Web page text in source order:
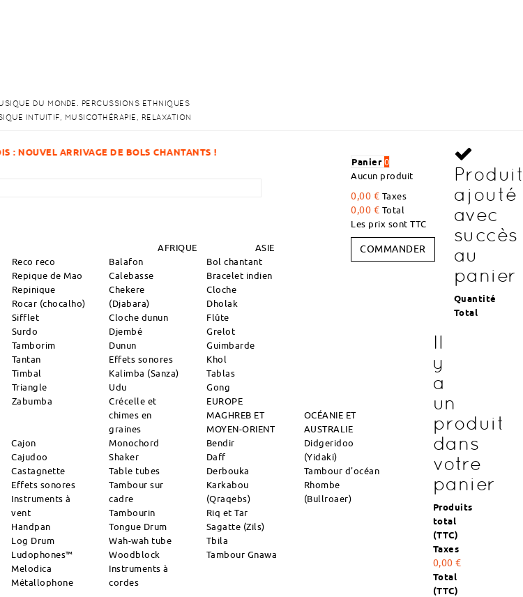
DU MONDE. PERCUSSIONS ETHNIQUES
INTUITIF, MUSICOTHÉRAPIE, RELAXATION
! DÉCOUVREZ DES ARTICLES À DES PRIX
AFRIQUE
ASIE
Reco reco
Repique de Mao
Repinique
Rocar (chocalho)
Sifflet
Surdo
Tamborim
Tantan
Timbal
Triangle
Zabumba
Balafon
Calebasse
Chekere
(Djabara)
Cloche dunun
Djembé
Dunun
Effets sonores
Kalimba (Sanza)
Udu
Crécelle et
chimes en
graines
Bol chantant
Bracelet indien
Cloche
Dholak
Flûte
Grelot
Guimbarde
Khol
Tablas
Gong
EUROPE
MAGHREB ET
MOYEN-ORIENT
OCÉANIE ET
AUSTRALIE
Cajon
Cajudoo
Castagnette
Effets sonores
Instruments à
vent
Handpan
Log Drum
Ludophones™
Melodica
Métallophone
Monochord
Shaker
Table tubes
Tambour sur
cadre
Tambourin
Tongue Drum
Wah-wah tube
Woodblock
Instruments à
cordes
Bendir
Daff
Derbouka
Karkabou
(Qraqebs)
Riq et Tar
Sagatte (Zils)
Tbila
Tambour Gnawa
Didgeridoo
(Yidaki)
Tambour d'océan
Rhombe
(Bullroaer)
Panier 0
Aucun produit
0,00 € Taxes
0,00 € Total
Les prix sont TTC
COMMANDER
ajouté
avec
succès
au
panier
Quantité
Total
Il
y
a
un
produit
dans
votre
panier
Produits
total
(TTC)
Taxes
0,00 €
Total
(TTC)